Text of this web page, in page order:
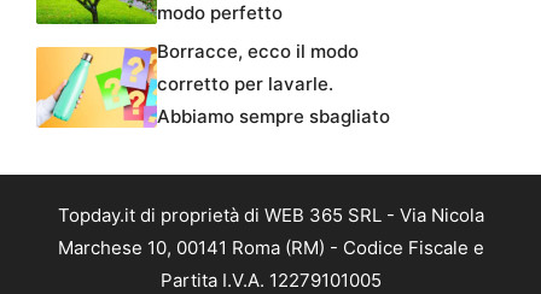
modo perfetto
Borracce, ecco il modo
corretto per lavarle.
Abbiamo sempre sbagliato
Topday.it di proprietà di WEB 365 SRL - Via Nicola
Marchese 10, 00141 Roma (RM) - Codice Fiscale e
Partita I.V.A. 12279101005